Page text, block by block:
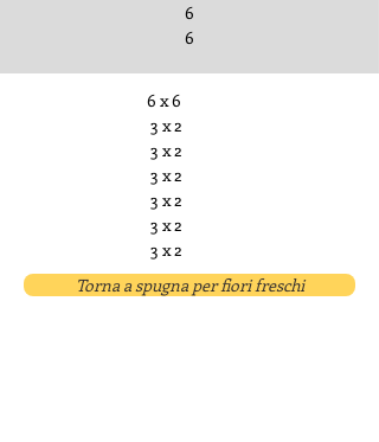
6
6
6 x 6
3 x 2
3 x 2
3 x 2
3 x 2
3 x 2
3 x 2
Torna a spugna per fiori freschi